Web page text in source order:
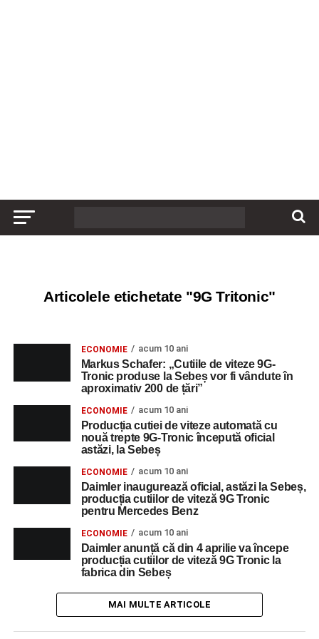
Articolele etichetate "9G Tritonic"
ECONOMIE acum 10 ani
Markus Schafer: „Cutiile de viteze 9G-
Tronic produse la Sebeș vor fi vândute în
aproximativ 200 de țări”
ECONOMIE acum 10 ani
Producția cutiei de viteze automată cu
nouă trepte 9G-Tronic începută oficial
astăzi, la Sebeș
ECONOMIE acum 10 ani
Daimler inaugurează oficial, astăzi la Sebeș,
producția cutiilor de viteză 9G Tronic
pentru Mercedes Benz
ECONOMIE acum 10 ani
Daimler anunță că din 4 aprilie va începe
producția cutiilor de viteză 9G Tronic la
fabrica din Sebeș
MAI MULTE ARTICOLE